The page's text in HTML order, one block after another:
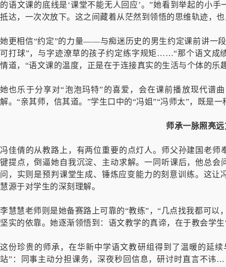
的语文课的底线是‘课堂不能无人回应’。”她看到举起的小
抵达，一次次放下。这之间藏着从茫然到领悟的思维轨迹，
她更相信“约定”的力量——与痴迷历史的男生约定课前讲一
可打球”，与字迹潦草的孩子约定练字规矩……“那个语文成
情道，“语文课的温度，正是在于连接真实的生活与个体的乐
她也乐于分享对“泡泡玛特”的喜爱，会在课前播放现代谱
解。“亲其师，信其道。”学生口中的“冯姐”“冯师太”，既是
师承一脉照亮远
冯佳倩的从教路上，有两位重要的点灯人。师父孙建国老师
键提点，倒逼她自我沉淀、主动求解。一同听课后，他总会
问，实则是预判课堂生成、锤炼应变能力的刻意训练。这
慧源于对学生的深刻理解。
李慧慧老师则是她备赛路上可靠的“教练”，“几点找我都可
坚实的依靠。她逐渐领悟到：语文教学的真谛，在于教会学
这份珍贵的师承，在华新中学语文教研组得到了温暖的延
站”：同事主动分担课务，深夜秒回信息，研讨时直言不